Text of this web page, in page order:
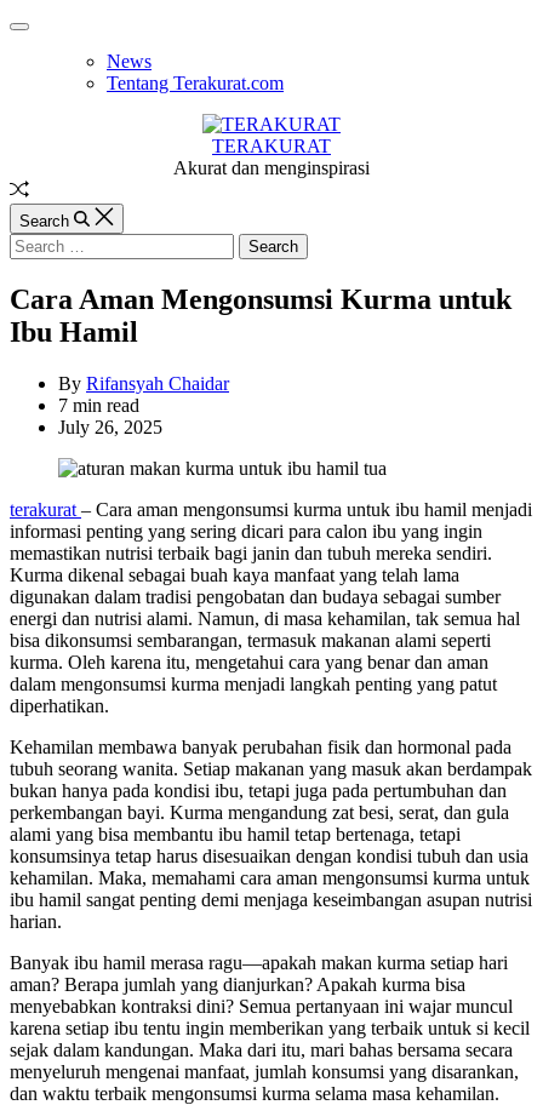
Skip
Off
News
Tentang Terakurat.com
TERAKURAT
Akurat dan menginspirasi
Random
Article
Search
Search
for:
Cara Aman Mengonsumsi Kurma untuk
Ibu Hamil
By Rifansyah Chaidar
Estimated
read
7 min read
July 26, 2025
terakurat – Cara aman mengonsumsi kurma untuk ibu hamil menjadi
informasi penting yang sering dicari para calon ibu yang ingin
memastikan nutrisi terbaik bagi janin dan tubuh mereka sendiri.
Kurma dikenal sebagai buah kaya manfaat yang telah lama
digunakan dalam tradisi pengobatan dan budaya sebagai sumber
energi dan nutrisi alami. Namun, di masa kehamilan, tak semua hal
bisa dikonsumsi sembarangan, termasuk makanan alami seperti
kurma. Oleh karena itu, mengetahui cara yang benar dan aman
dalam mengonsumsi kurma menjadi langkah penting yang patut
diperhatikan.
Kehamilan membawa banyak perubahan fisik dan hormonal pada
tubuh seorang wanita. Setiap makanan yang masuk akan berdampak
bukan hanya pada kondisi ibu, tetapi juga pada pertumbuhan dan
perkembangan bayi. Kurma mengandung zat besi, serat, dan gula
alami yang bisa membantu ibu hamil tetap bertenaga, tetapi
konsumsinya tetap harus disesuaikan dengan kondisi tubuh dan usia
kehamilan. Maka, memahami cara aman mengonsumsi kurma untuk
ibu hamil sangat penting demi menjaga keseimbangan asupan nutrisi
harian.
Banyak ibu hamil merasa ragu—apakah makan kurma setiap hari
aman? Berapa jumlah yang dianjurkan? Apakah kurma bisa
menyebabkan kontraksi dini? Semua pertanyaan ini wajar muncul
karena setiap ibu tentu ingin memberikan yang terbaik untuk si kecil
sejak dalam kandungan. Maka dari itu, mari bahas bersama secara
menyeluruh mengenai manfaat, jumlah konsumsi yang disarankan,
dan waktu terbaik mengonsumsi kurma selama masa kehamilan.